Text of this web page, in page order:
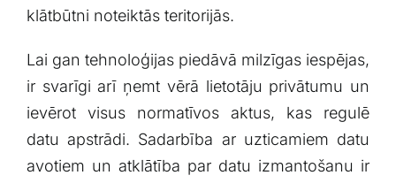
klātbūtni ⁤noteiktās teritorijās.
Lai gan ‍tehnoloģijas⁤ piedāvā milzīgas iespējas,‌
ir svarīgi arī ņemt vērā lietotāju privātumu un
ievērot​ visus normatīvos aktus, kas regulē
datu apstrādi. Sadarbība ar uzticamiem datu⁣
avotiem un‌ atklātība par datu izmantošanu ir‌